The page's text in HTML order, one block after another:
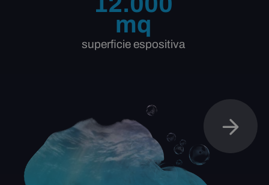
mq
superficie espositiva